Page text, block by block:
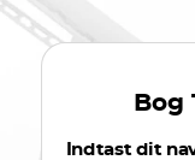
Bog
Indtast dit